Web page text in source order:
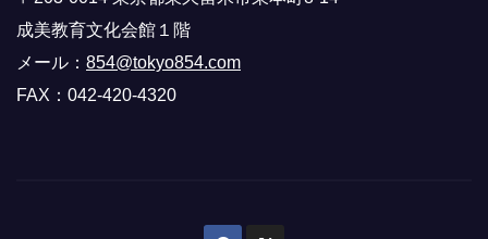
成美教育文化会館１階
メール： 854@tokyo854.com
FAX：042-420-4320